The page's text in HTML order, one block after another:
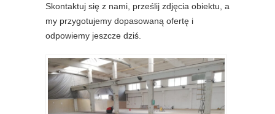
Skontaktuj się z nami, prześlij zdjęcia obiektu, a
my przygotujemy dopasowaną ofertę i
odpowiemy jeszcze dziś.